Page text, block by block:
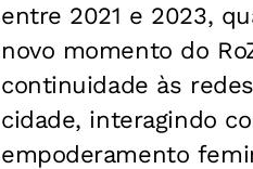
entre 2021 e 2023,
novo momento do
continuidade às
cidade, interagindo
empoderamento